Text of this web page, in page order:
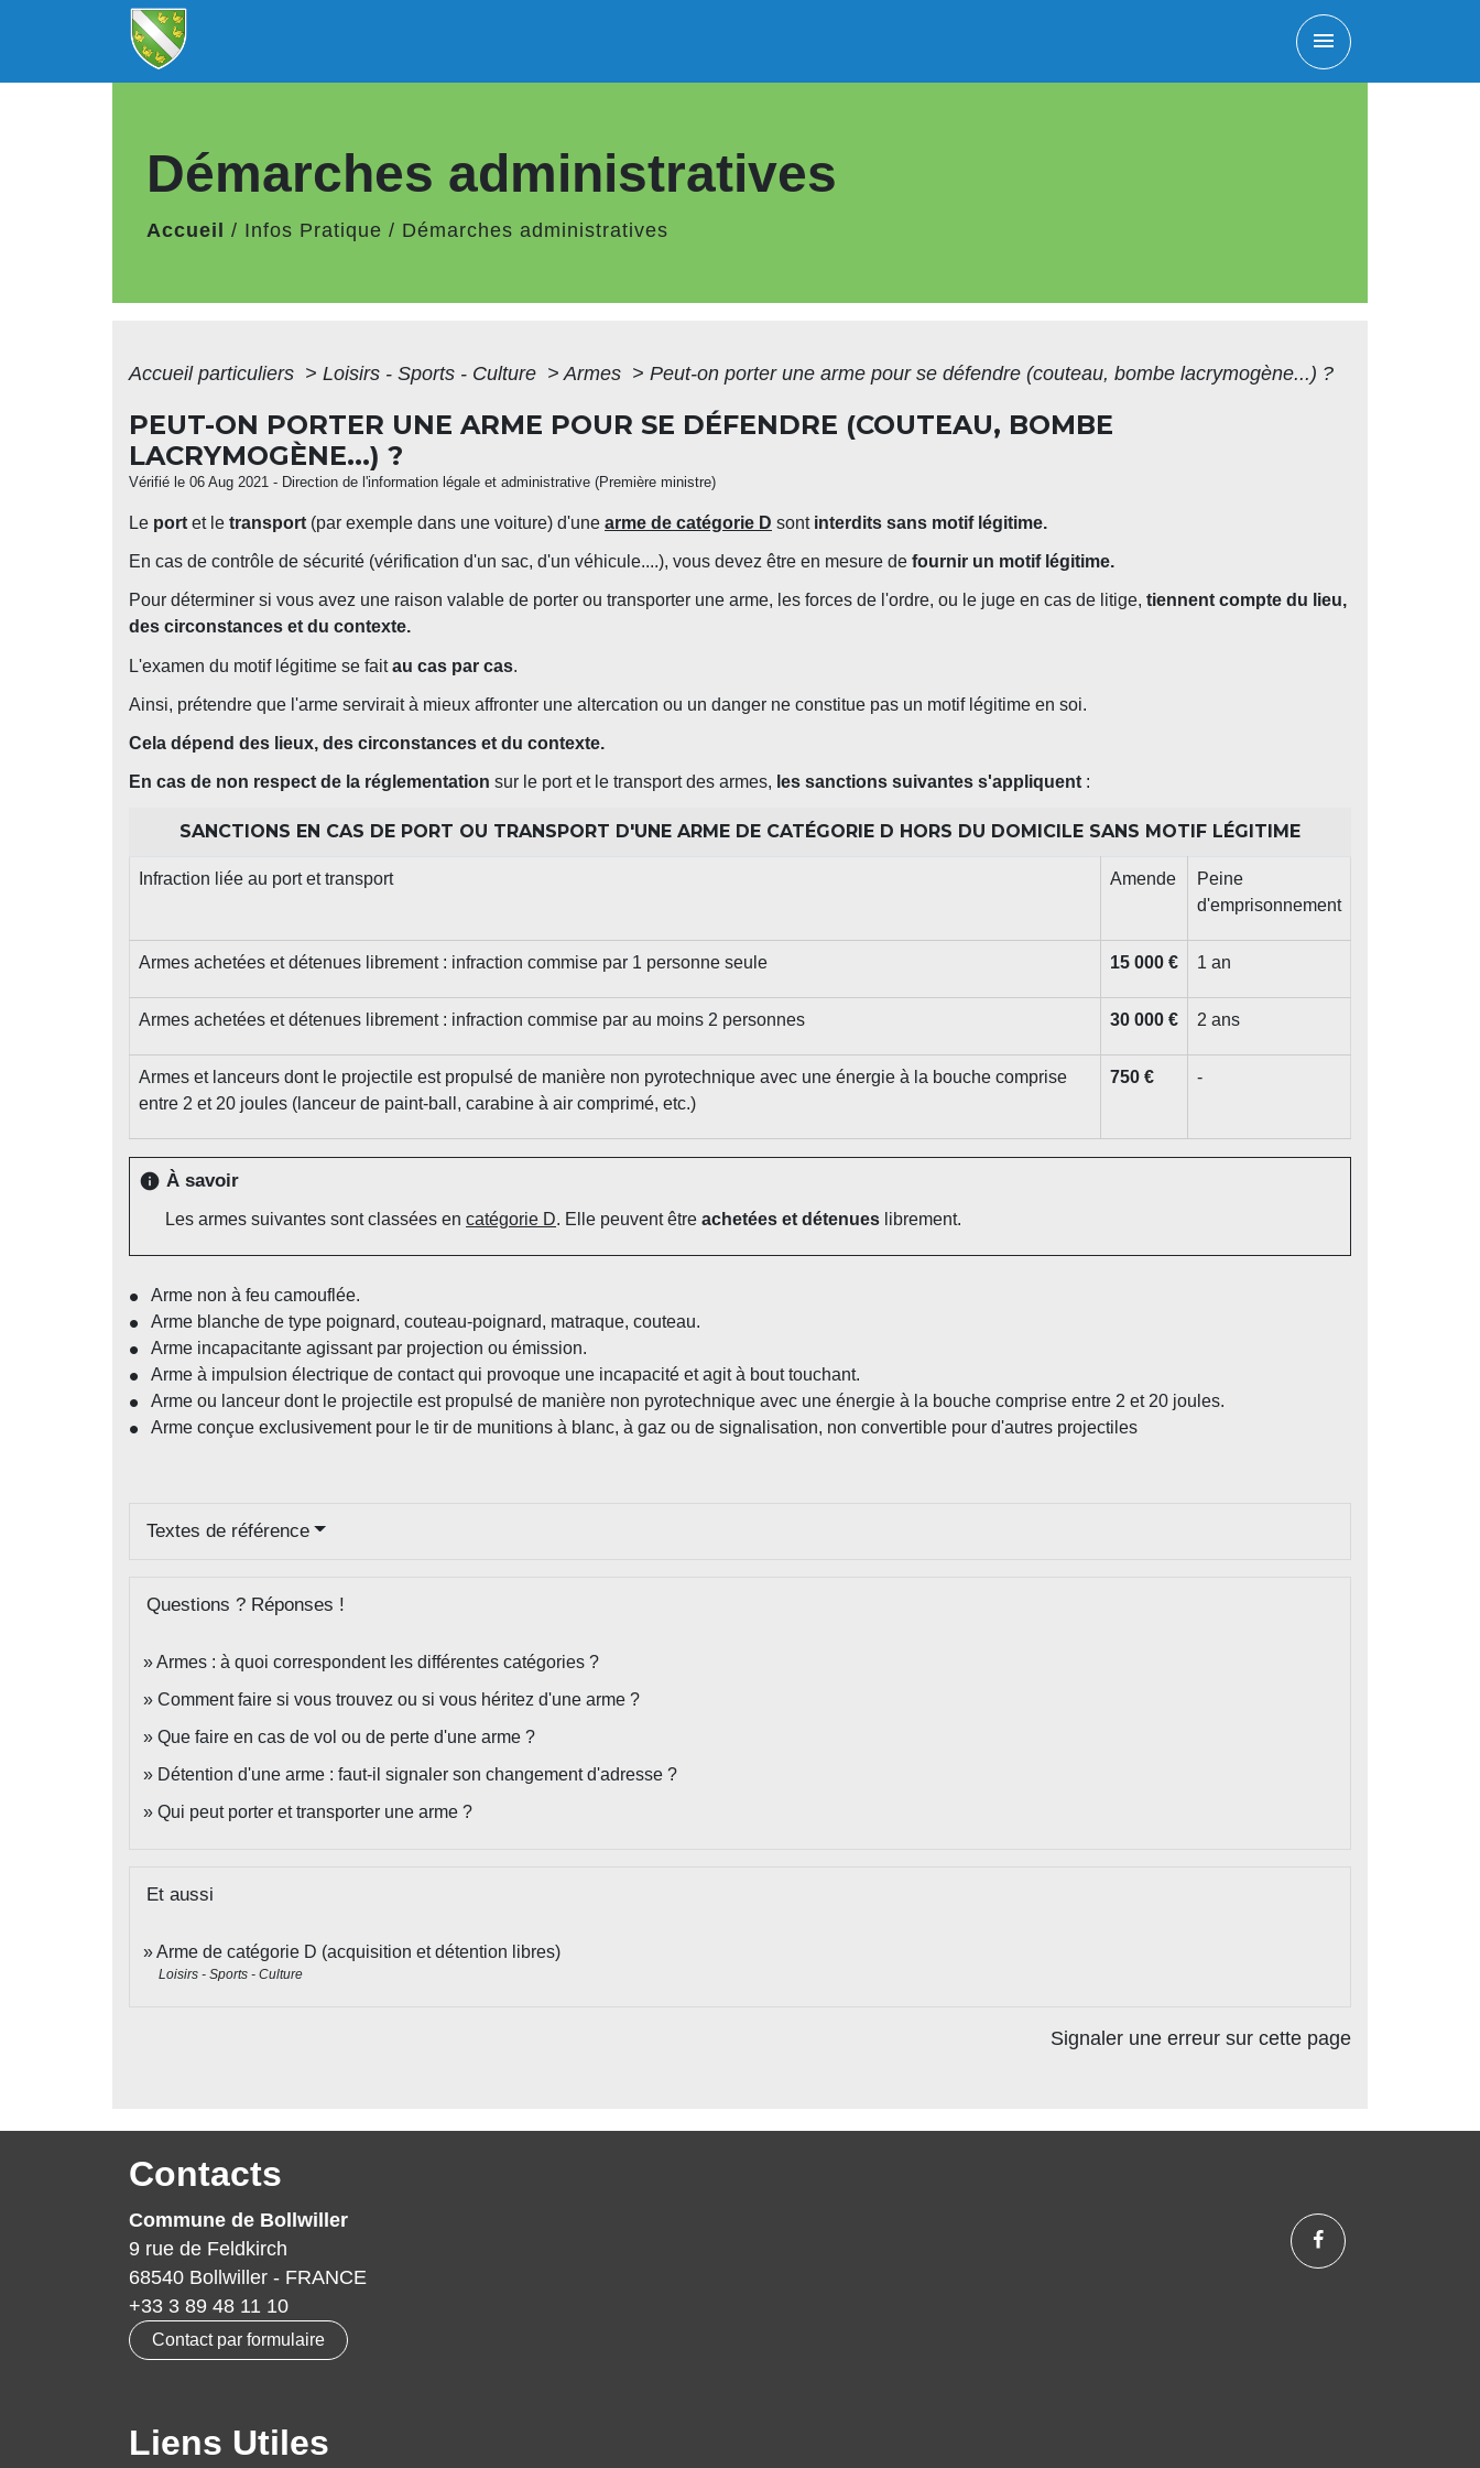
menu
Démarches administratives
Accueil / Infos Pratique / Démarches administratives
Accueil particuliers > Loisirs - Sports - Culture > Armes > Peut-on porter une arme pour se défendre (couteau, bombe lacrymogène...) ?
PEUT-ON PORTER UNE ARME POUR SE DÉFENDRE (COUTEAU, BOMBE
LACRYMOGÈNE...) ?
Vérifié le 06 Aug 2021 - Direction de l'information légale et administrative (Première ministre)
Le port et le transport (par exemple dans une voiture) d'une arme de catégorie D sont interdits sans motif légitime.
En cas de contrôle de sécurité (vérification d'un sac, d'un véhicule....), vous devez être en mesure de fournir un motif légitime.
Pour déterminer si vous avez une raison valable de porter ou transporter une arme, les forces de l'ordre, ou le juge en cas de litige, tiennent compte du lieu,
des circonstances et du contexte.
L'examen du motif légitime se faitau cas par cas.
Ainsi, prétendre que l'arme servirait à mieux affronter une altercation ou un danger ne constitue pas un motif légitime en soi.
Cela dépend des lieux, des circonstances et du contexte.
En cas de non respect de la réglementation sur le port et le transport des armes, les sanctions suivantes s'appliquent :
SANCTIONS EN CAS DE PORT OU TRANSPORT D'UNE ARME DE CATÉGORIE D HORS DU DOMICILE SANS MOTIF LÉGITIME
Infraction liée au port et transport Amende
Peine
d'emprisonnement
Armes achetées et détenues librement : infraction commise par 1 personne seule 15 000 € 1 an
Armes achetées et détenues librement : infraction commise par au moins 2 personnes 30 000 € 2 ans
Armes et lanceurs dont le projectile est propulsé de manière non pyrotechnique avec une énergie à la bouche comprise
entre 2 et 20 joules (lanceur de paint-ball, carabine à air comprimé, etc.)
750 € -
info À savoir
Les armes suivantes sont classées en catégorie D. Elle peuvent être achetées et détenues librement.
Arme non à feu camouflée.
Arme blanche de type poignard, couteau-poignard, matraque, couteau.
Arme incapacitante agissant par projection ou émission.
Arme à impulsion électrique de contact qui provoque une incapacité et agit à bout touchant.
Arme ou lanceur dont le projectile est propulsé de manière non pyrotechnique avec une énergie à la bouche comprise entre 2 et 20 joules.
Arme conçue exclusivement pour le tir de munitions à blanc, à gaz ou de signalisation, non convertible pour d'autres projectiles
Textes de référence
Questions ? Réponses !
Armes : à quoi correspondent les différentes catégories ?
Comment faire si vous trouvez ou si vous héritez d'une arme ?
Que faire en cas de vol ou de perte d'une arme ?
Détention d'une arme : faut-il signaler son changement d'adresse ?
Qui peut porter et transporter une arme ?
Et aussi
Arme de catégorie D (acquisition et détention libres)
Loisirs - Sports - Culture
Signaler une erreur sur cette page
Contacts
Commune de Bollwiller
9 rue de Feldkirch
68540 Bollwiller - FRANCE
+33 3 89 48 11 10
Contact par formulaire
Liens Utiles